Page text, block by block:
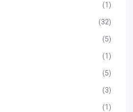
(1)
(32)
(5)
(1)
(5)
(3)
(1)